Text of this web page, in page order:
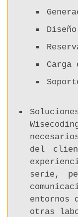
Carga
del
serie,
entornos
otras